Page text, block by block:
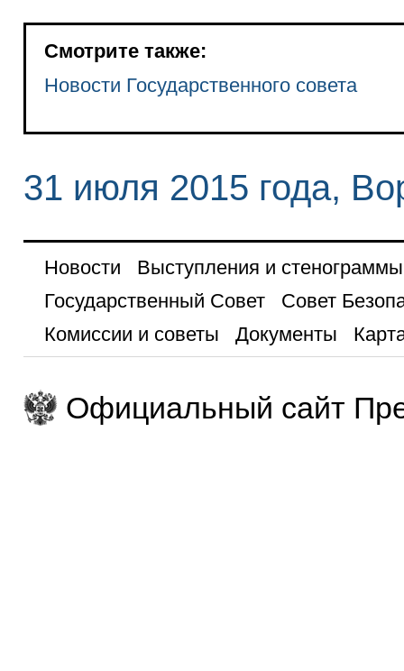
Смотрите также:
Новости Государственного совета
31 июля 2015 года,
Новости
Выступления и стенограммы
Государственный Совет
Совет
Комиссии и советы
Документы
Официальный сайт